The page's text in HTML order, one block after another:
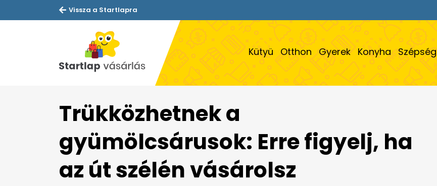
Vissza a Startlapra
Kütyü Otthon Gyerek Konyha Szépség
Trükközhetnek a
gyümölcsárusok: Erre figyelj, ha
az út szélén vásárolsz